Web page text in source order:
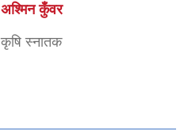
अश्मिन कुँवर
कृषि स्नातक